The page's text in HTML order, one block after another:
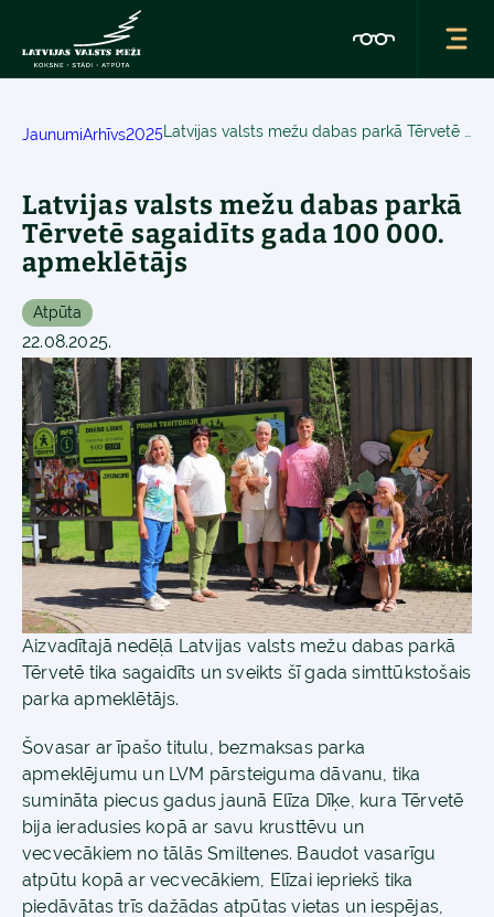
JaunumiArhīvs2025
Latvijas valsts mežu dabas parkā
Tērvetē sagaidīts gada 100 000.
apmeklētājs
Atpūta
22.08.2025.
Aizvadītajā nedēļā Latvijas valsts mežu dabas parkā
Tērvetē tika sagaidīts un sveikts šī gada simttūkstošais
parka apmeklētājs.
Šovasar ar īpašo titulu, bezmaksas parka
apmeklējumu un LVM pārsteiguma dāvanu, tika
sumināta piecus gadus jaunā Elīza Dīķe, kura Tērvetē
bija ieradusies kopā ar savu krusttēvu un
vecvecākiem no tālās Smiltenes. Baudot vasarīgu
atpūtu kopā ar vecvecākiem, Elīzai iepriekš tika
piedāvātas trīs dažādas atpūtas vietas un iespējas,